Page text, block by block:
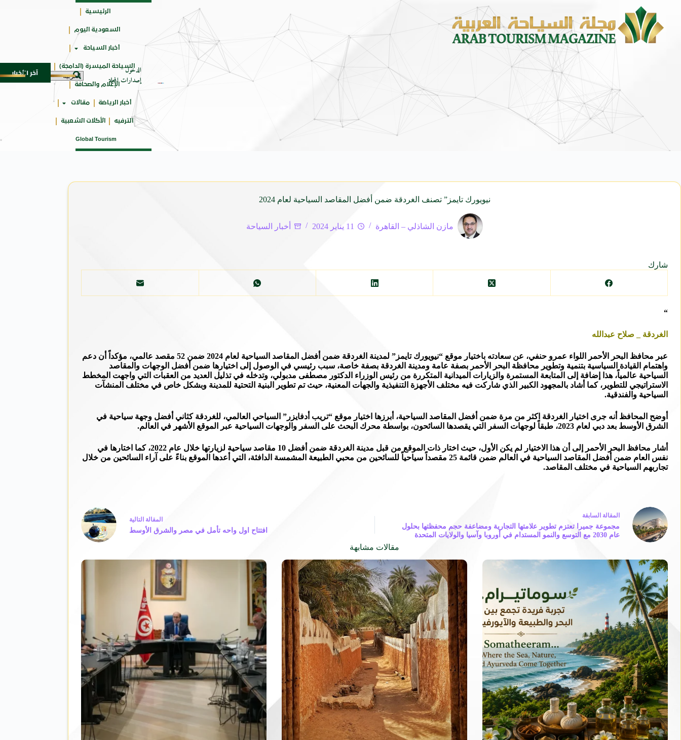
جائزتي
أوسكار
الدخول
إصدارات المجلة
الرئيسية
السعودية اليوم
أخبار السياحة
السياحة الميسرة (الدامجة)
الإعلام والصحافة
أخبار الرياضة مقالات
الترفيه الأكلات الشعبية
Global Tourism
آخر الأخبار محمد يوسف ناغي للسيارات تطلق هيونداي فينيو الجديدة كلياً في جدة بارك .. تصميم جريء وتقنيات ذكية تعيد تعريف فئة الـ SUV المدمجة مهرجان صيف بريدة يستقطب أكثر من 4 آلاف زائر يوميا ويوفر 500 فرصة
نيويورك تايمز” تصنف الغردقة ضمن أفضل المقاصد السياحية لعام 2024
مازن الشاذلي – القاهرة 11 يناير 2024 أخبار السياحة
شارك
“
الغردقة _ صلاح عبدالله
عبر محافظ البحر الأحمر اللواء عمرو حنفي، عن سعادته باختيار موقع “نيويورك تايمز” لمدينة الغردقة ضمن أفضل المقاصد السياحية لعام 2024 ضمن 52 مقصد عالمي، مؤكداً أن دعم
واهتمام القيادة السياسية بتنمية وتطوير محافظة البحر الأحمر بصفة عامة ومدينة الغردقة بصفة خاصة، سبب رئيسي في الوصول إلى اختيارها ضمن أفضل الوجهات والمقاصد
السياحية عالمياً، هذا إضافة إلى المتابعة المستمرة والزيارات الميدانية المتكررة من رئيس الوزراء الدكتور مصطفى مدبولي، وتدخله في تذليل العديد من العقبات التي واجهت المخطط
الاستراتيجي للتطوير، كما أشاد بالمجهود الكبير الذي شاركت فيه مختلف الأجهزة التنفيذية والجهات المعنية، حيث تم تطوير البنية التحتية للمدينة وبشكل خاص في مختلف المنشآت
السياحية والفندقية.
أوضح المحافظ أنه جرى اختيار الغردقة اكثر من مرة ضمن أفضل المقاصد السياحية، أبرزها اختيار موقع “تريب أدفايزر” السياحي العالمي، للغردقة كثاني أفضل وجهة سياحية في
الشرق الأوسط بعد دبي لعام 2023، طبقاً لوجهات السفر التي يقصدها السائحون، بواسطة محرك البحث على السفر والوجهات السياحية عبر الموقع الأشهر في العالم.
أشار محافظ البحر الأحمر إلى أن هذا الاختيار لم يكن الأول، حيث اختار ذات الموقع من قبل مدينة الغردقة ضمن أفضل 10 مقاصد سياحية لزيارتها خلال عام 2022، كما اختارها في
نفس العام ضمن أفضل المقاصد السياحية في العالم ضمن قائمة 25 مقصداً سياحياً للسائحين من محبي الطبيعة المشمسة الدافئة، التي أعدها الموقع بناءً على آراء السائحين من خلال
تجاربهم السياحية في مختلف المقاصد.
المقالة السابقة
مجموعة جميرا تعتزم تطوير علامتها التجارية ومضاعفة حجم محفظتها بحلول
عام 2030 مع التوسع والنمو المستدام في أوروبا وآسيا والولايات المتحدة
المقالة التالية
افتتاح اول واحه تأمل في مصر والشرق الأوسط
مقالات مشابهة